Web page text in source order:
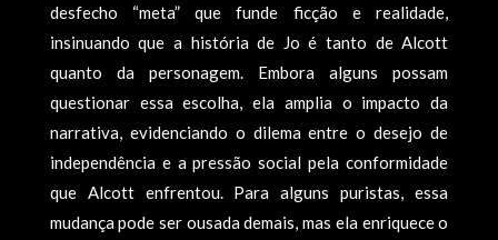
desfecho “meta” que funde ficção e realidade,
insinuando que a história de Jo é tanto de Alcott
quanto da personagem. Embora alguns possam
questionar essa escolha, ela amplia o impacto da
narrativa, evidenciando o dilema entre o desejo de
independência e a pressão social pela conformidade
que Alcott enfrentou. Para alguns puristas, essa
mudança pode ser ousada demais, mas ela enriquece o